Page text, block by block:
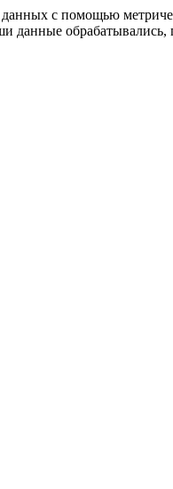
данных с помощью
данные